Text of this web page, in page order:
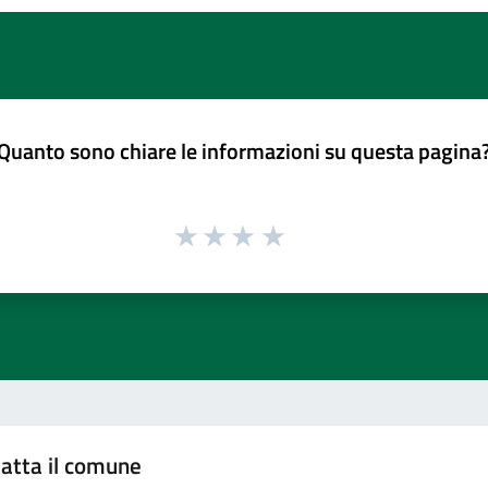
sono chiare le informazioni su questa
il comune